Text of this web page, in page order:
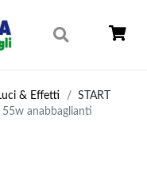
& Effetti
START
55w anabbaglianti